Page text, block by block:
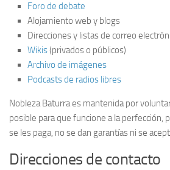
Foro de debate
Alojamiento web y blogs
Direcciones y listas de correo
Wikis(privados o públicos)
Archivo de imágenes
Podcasts de radios libres
Nobleza Baturra es mantenida por
posible para que funcione a la perfección,
se les paga, no se dan garantías ni se
Direcciones de contacto